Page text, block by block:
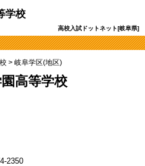
学校
高校入試ドットネット[岐阜県]
> 岐阜学区(地区)
高等学校
2350